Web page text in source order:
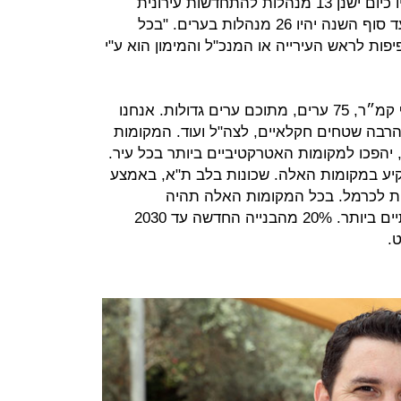
בערים ובקרוב יכנסו 6 נוספות, כך שעד סוף השנה יהיו 26 מנהלות בערים. "בכל
לראש העירייה או המנכ"ל והמימון הוא ע"י
״אנו חיים במדינה קטנה, 26-25 אלף קמ״ר, 75 ערים, מתוכם ערים גדולות. אנחנו
הרבה שטחים חקלאיים, לצה"ל ועוד. המקומות
למקומות האטרקטיביים ביותר בכל עיר.
במקומות האלה. שכונות בלב ת"א, באמצע
לכרמל. בכל המקומות האלה תהיה
התחדשות עירונית בהיקפים משמעותיים ביותר. 20% מהבנייה החדשה עד 2030